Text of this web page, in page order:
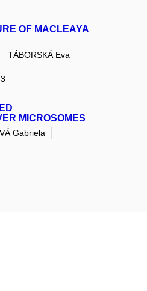
OF MACLEAYA
TÁBORSKÁ Eva
MICROSOMES
Gabriela